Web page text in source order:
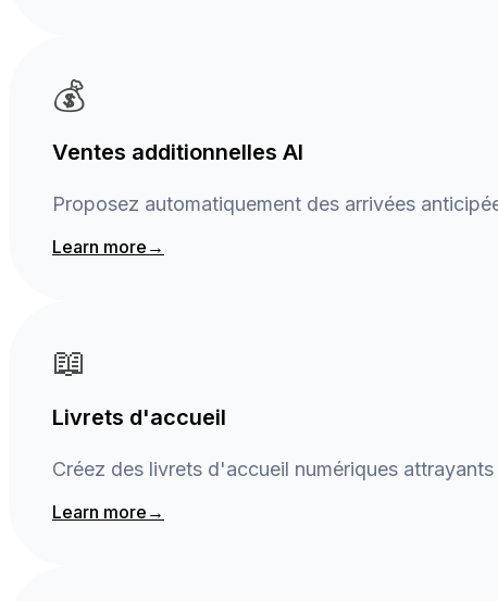
💰
Ventes additionnelles AI
Proposez automatiquement des arrivées
Learn more →
📖
Livrets d'accueil
Créez des livrets d'accueil numériques
Learn more →